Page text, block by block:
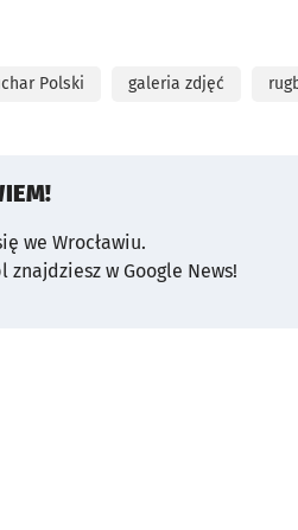
Polski galeria zdjęć
we Wrocławiu.
w Google News!